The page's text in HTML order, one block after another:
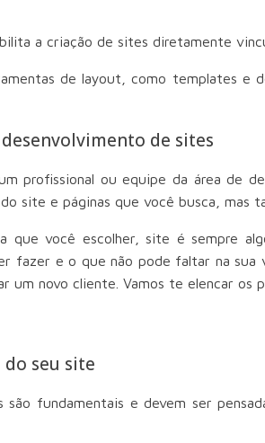
a criação de sites diretamente
de layout, como templates e
de sites
profissional ou equipe da área de
site e páginas que você busca, mas
que você escolher, site é sempre
fazer e o que não pode faltar na
um novo cliente. Vamos te elencar os
seu site
são fundamentais e devem ser